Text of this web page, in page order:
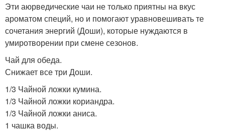
Эти аюрведические чаи не только приятны на вкус
ароматом специй, но и помогают уравновешивать те
сочетания энергий (Доши), которые нуждаются в
умиротворении при смене сезонов.
Чай для обеда.
Снижает все три Доши.
1/3 Чайной ложки кумина.
1/3 Чайной ложки кориандра.
1/3 Чайной ложки аниса.
1 чашка воды.